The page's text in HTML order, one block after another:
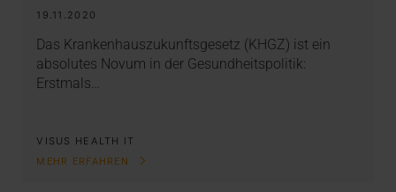
19.11.2020
Das Krankenhauszukunftsgesetz (KHGZ) ist ein
absolutes Novum in der Gesundheitspolitik:
Erstmals…
VISUS HEALTH IT
MEHR ERFAHREN